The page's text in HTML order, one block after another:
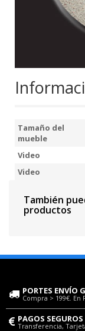
Tamaño del
mueble
Video
Video
También
productos
PORTES ENVÍO
Compra > 199€. En
PAGOS SEGUROS
Transferencia,